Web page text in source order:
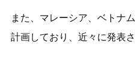
また、マレーシア、ベトナ
計画しており、近々に発表さ